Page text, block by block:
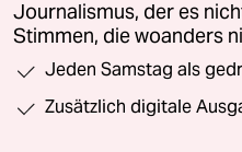
Journalismus, der es
Stimmen, die woanders
Jeden Samstag als
Zusätzlich digitale